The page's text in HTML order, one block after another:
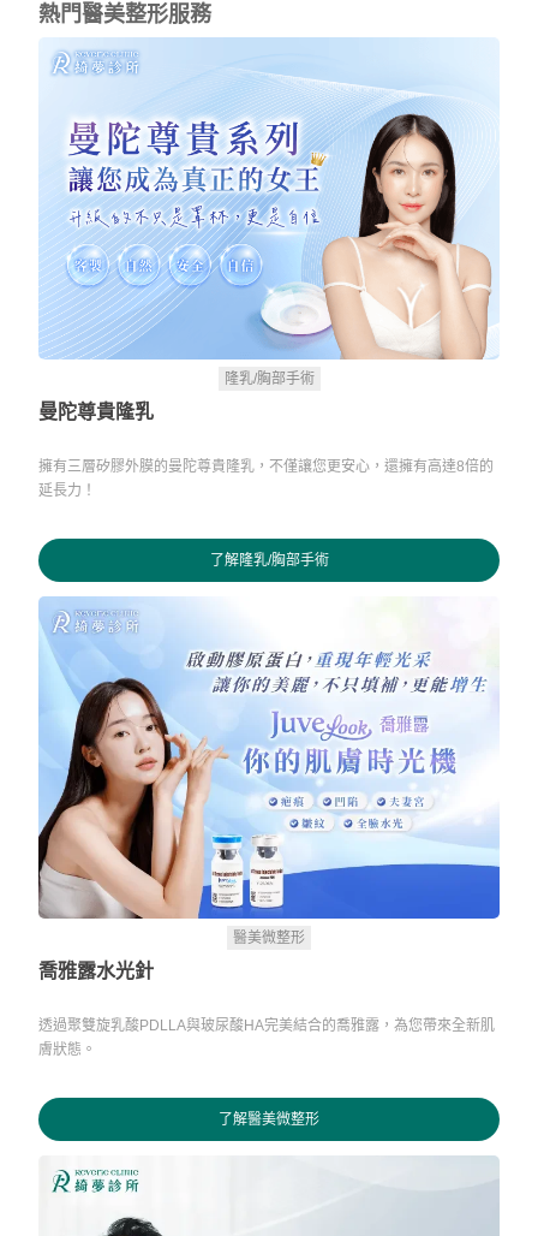
熱門醫美整形服務
隆乳/胸部手術
曼陀尊貴隆乳
擁有三層矽膠外膜的曼陀尊貴隆乳，不僅讓您更安心，還擁有高達8倍的
延長力！
了解隆乳/胸部手術
醫美微整形
喬雅露水光針
透過聚雙旋乳酸PDLLA與玻尿酸HA完美結合的喬雅露，為您帶來全新肌
膚狀態。
了解醫美微整形